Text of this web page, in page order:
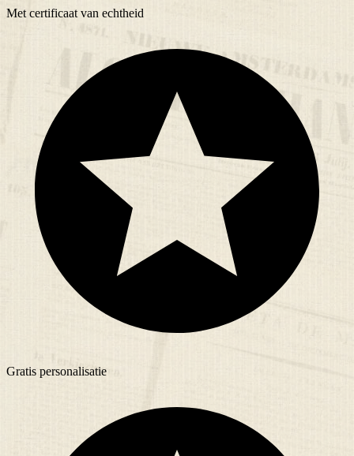
Met certificaat van echtheid
Gratis personalisatie